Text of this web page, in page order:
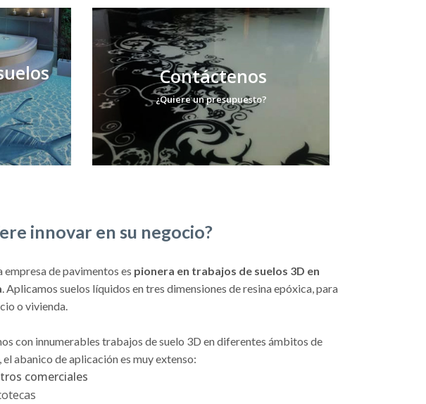
Contáctenos
¿Quiere un presupuesto?
innovar en su negocio?
empresa de pavimentos es pionera en trabajos de suelos 3D en
. Aplicamos suelos líquidos en tres dimensiones de resina epóxica, para
o vivienda.
con innumerables trabajos de suelo 3D en diferentes ámbitos de
abanico de aplicación es muy extenso:
comerciales